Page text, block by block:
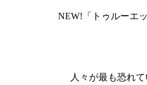
NEW!「トゥルーエ
人々が最も恐れて